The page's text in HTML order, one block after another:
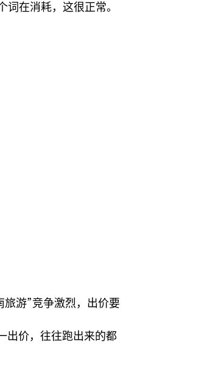
在消耗，这很正常。
游”竞争激烈，出价要
出价，往往跑出来的都